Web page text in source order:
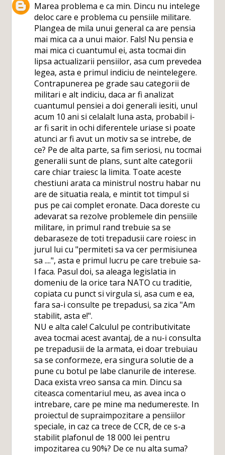
Marea problema e ca min. Dincu nu intelege
deloc care e problema cu pensiile militare.
Plangea de mila unui general ca are pensia
mai mica ca a unui maior. Fals! Nu pensia e
mai mica ci cuantumul ei, asta tocmai din
lipsa actualizarii pensiilor, asa cum prevedea
legea, asta e primul indiciu de neintelegere.
Contrapunerea pe grade sau categorii de
militari e alt indiciu, daca ar fi analizat
cuantumul pensiei a doi generali iesiti, unul
acum 10 ani si celalalt luna asta, probabil i-
ar fi sarit in ochi diferentele uriase si poate
atunci ar fi avut un motiv sa se intrebe, de
ce? Pe de alta parte, sa fim seriosi, nu tocmai
generalii sunt de plans, sunt alte categorii
care chiar traiesc la limita. Toate aceste
chestiuni arata ca ministrul nostru habar nu
are de situatia reala, e mintit tot timpul si
pus pe cai complet eronate. Daca doreste cu
adevarat sa rezolve problemele din pensiile
militare, in primul rand trebuie sa se
debaraseze de toti trepadusii care roiesc in
jurul lui cu "permiteti sa va cer permisiunea
sa ....", asta e primul lucru pe care trebuie sa-
l faca. Pasul doi, sa aleaga legislatia in
domeniu de la orice tara NATO cu traditie,
copiata cu punct si virgula si, asa cum e ea,
fara sa-i consulte pe trepadusi, sa zica "Am
stabilit, asta e!".
NU e alta cale! Calculul pe contributivitate
avea tocmai acest avantaj, de a nu-i consulta
pe trepadusii de la armata, ei doar trebuiau
sa se conformeze, era singura solutie de a
pune cu botul pe labe clanurile de interese.
Daca exista vreo sansa ca min. Dincu sa
citeasca comentariul meu, as avea inca o
intrebare, care pe mine ma nedumereste. In
proiectul de supraimpozitare a pensiilor
speciale, in caz ca trece de CCR, de ce s-a
stabilit plafonul de 18 000 lei pentru
impozitarea cu 90%? De ce nu alta suma?